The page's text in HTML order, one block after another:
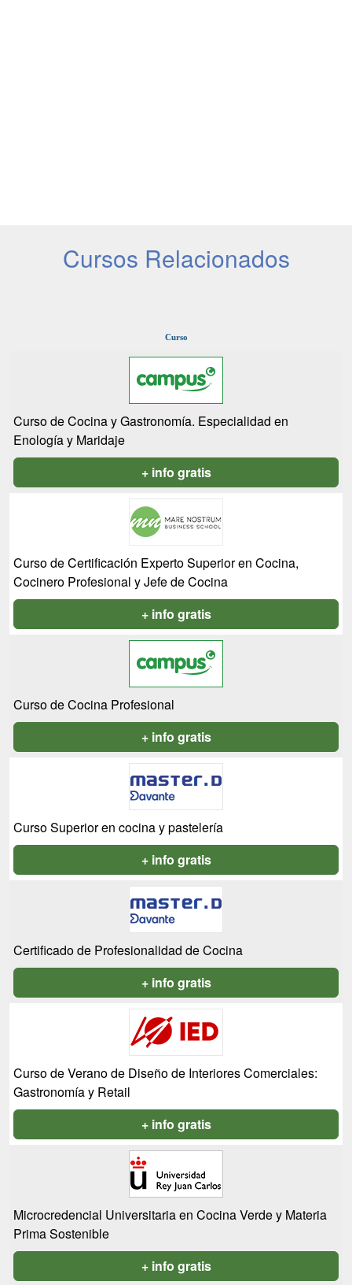
Cursos Relacionados
Curso
Curso de Cocina y Gastronomía. Especialidad en
Enología y Maridaje
+ info gratis
Curso de Certificación Experto Superior en Cocina,
Cocinero Profesional y Jefe de Cocina
+ info gratis
Curso de Cocina Profesional
+ info gratis
Curso Superior en cocina y pastelería
+ info gratis
Certificado de Profesionalidad de Cocina
+ info gratis
Curso de Verano de Diseño de Interiores Comerciales:
Gastronomía y Retail
+ info gratis
Microcredencial Universitaria en Cocina Verde y Materia
Prima Sostenible
+ info gratis